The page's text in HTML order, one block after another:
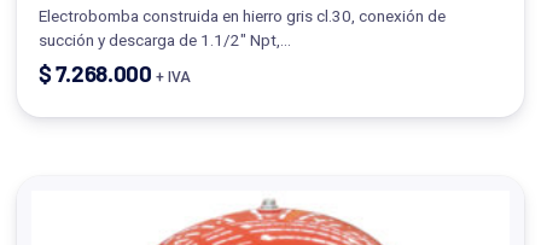
Electrobomba construida en hierro gris cl.30, conexión de
succión y descarga de 1.1/2" Npt,…
$7.268.000 + IVA